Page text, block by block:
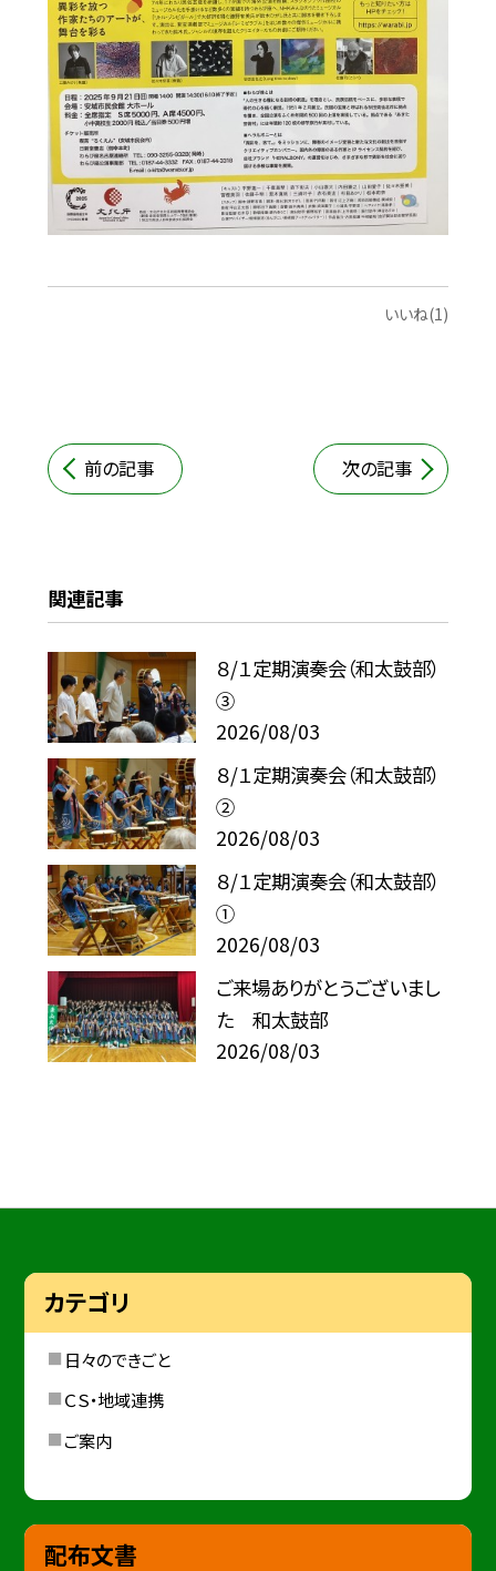
いいね(1)
前の記事 次の記事
関連記事
８/１定期演奏会（和太鼓部）
③
2026/08/03
８/１定期演奏会（和太鼓部）
②
2026/08/03
８/１定期演奏会（和太鼓部）
①
2026/08/03
ご来場ありがとうございまし
た 和太鼓部
2026/08/03
カテゴリ
日々のできごと
ＣＳ・地域連携
ご案内
配布文書